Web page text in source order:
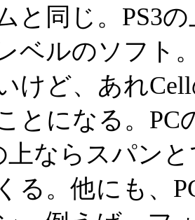
と同じ。PS3
ベルのソフト
けど、あれ
とになる。
上ならスパン
る。他にも、